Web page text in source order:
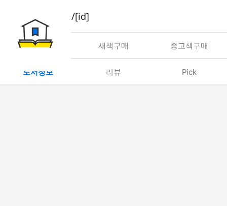
book/rent/[id]
대여 새책구매 중고책구매
도서정보 리뷰 Pick